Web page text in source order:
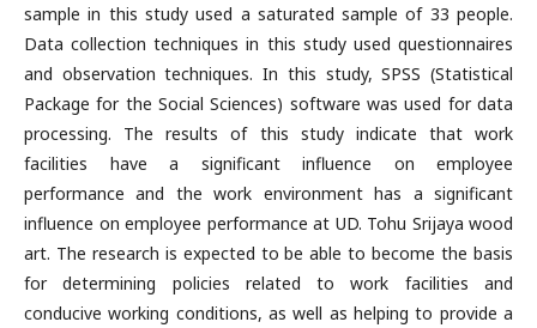
sample in this study used a saturated sample of 33 people.
Data collection techniques in this study used questionnaires
and observation techniques. In this study, SPSS (Statistical
Package for the Social Sciences) software was used for data
processing. The results of this study indicate that work
facilities have a significant influence on employee
performance and the work environment has a significant
influence on employee performance at UD. Tohu Srijaya wood
art. The research is expected to be able to become the basis
for determining policies related to work facilities and
conducive working conditions, as well as helping to provide a